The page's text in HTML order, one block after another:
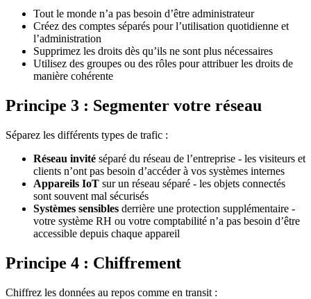
Tout le monde n’a pas besoin d’être administrateur
Créez des comptes séparés pour l’utilisation quotidienne et
l’administration
Supprimez les droits dès qu’ils ne sont plus nécessaires
Utilisez des groupes ou des rôles pour attribuer les droits de
manière cohérente
Principe 3 : Segmenter votre réseau
Séparez les différents types de trafic :
Réseau invité séparé du réseau de l’entreprise - les visiteurs et
clients n’ont pas besoin d’accéder à vos systèmes internes
Appareils IoT sur un réseau séparé - les objets connectés
sont souvent mal sécurisés
Systèmes sensibles derrière une protection supplémentaire -
votre système RH ou votre comptabilité n’a pas besoin d’être
accessible depuis chaque appareil
Principe 4 : Chiffrement
Chiffrez les données au repos comme en transit :